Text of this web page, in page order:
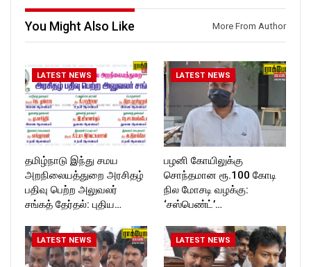
Follow us on:
https://twitter.com/ROCKFOR
Follow us on:
https://twitter.com/ROCKFOR
You Might Also Like More From Author
LATEST NEWS
தமிழ்நாடு இந்து சமய
அறநிலையத்துறை அரசிதழ்
பதிவு பெற்ற அலுவலர்
சங்கத் தேர்தல்: புதிய…
LATEST NEWS
பழனி கோயிலுக்கு
சொந்தமான ரூ.100 கோடி
நில மோசடி வழக்கு:
‘சஸ்பெண்ட்’…
LATEST NEWS LATEST NEWS